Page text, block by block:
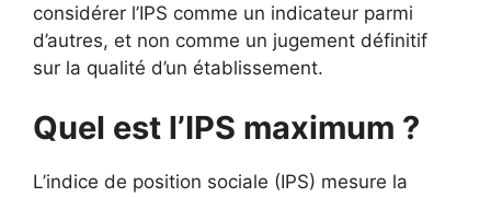
considérer l’IPS comme un indicateur parmi
d’autres, et non comme un jugement définitif
sur la qualité d’un établissement.
Quel est l’IPS maximum ?
L’indice de position sociale (IPS) mesure la